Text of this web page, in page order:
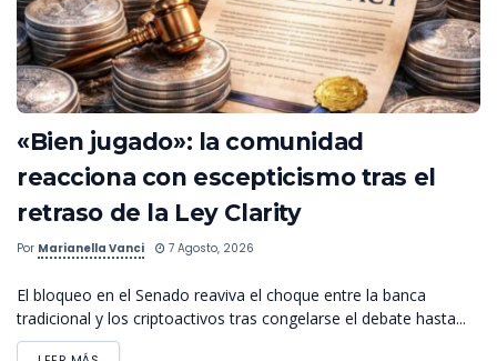
«Bien jugado»: la comunidad
reacciona con escepticismo tras el
retraso de la Ley Clarity
Por Marianella Vanci 7 Agosto, 2026
El bloqueo en el Senado reaviva el choque entre la banca
tradicional y los criptoactivos tras congelarse el debate hasta...